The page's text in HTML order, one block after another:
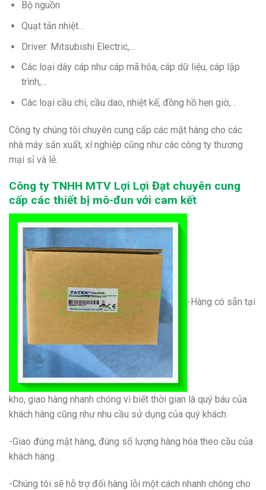
Bộ nguồn
Quạt tản nhiệt…
Driver: Mitsubishi Electric,…
Các loại dây cáp như cáp mã hóa, cáp dữ liệu, cáp lập
trình,…
Các loại cầu chì, cầu dao, nhiệt kế, đồng hồ hẹn giờ,…
Công ty chúng tôi chuyên cung cấp các mặt hàng cho các
nhà máy sản xuất, xí nghiệp cũng như các công ty thương
mại sỉ và lẻ.
Công ty TNHH MTV Lợi Lợi Đạt chuyên cung
cấp các thiết bị mô-đunvới cam kết
-Hàng có sẵn tại
kho, giao hàng nhanh chóng vì biết thời gian là quý báu của
khách hàng cũng như nhu cầu sử dụng của quý khách.
-Giao đúng mặt hàng, đúng số lượng hàng hóa theo cầu của
khách hàng .
-Chúng tôi sẽ hỗ trợ đổi hàng lỗi một cách nhanh chóng cho